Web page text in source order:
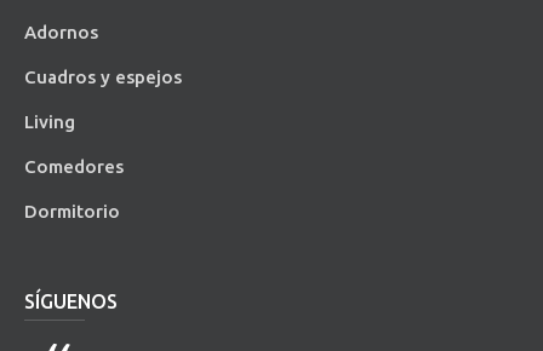
Adornos
Cuadros y espejos
Living
Comedores
Dormitorio
SÍGUENOS